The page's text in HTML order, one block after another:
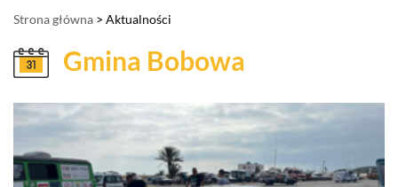
Strona główna > Aktualności
Gmina Bobowa